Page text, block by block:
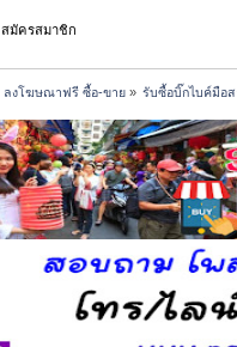
สมัครสมาชิก
ลงโฆษณาฟรี ซื้อ-ขาย» รับซื้อบิ๊กไบค์มือ